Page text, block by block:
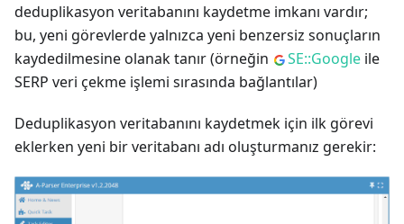
deduplikasyon veritabanını kaydetme imkanı vardır;
bu, yeni görevlerde yalnızca yeni benzersiz sonuçların
kaydedilmesine olanak tanır (örneğin
SE::Google ile
SERP veri çekme işlemi sırasında bağlantılar)
Deduplikasyon veritabanını kaydetmek için ilk görevi
eklerken yeni bir veritabanı adı oluşturmanız gerekir: